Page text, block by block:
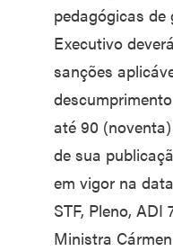
pedagógicas de
Executivo
sanções
até 90
de sua
em vigor na
STF, Pleno, ADI
Ministra